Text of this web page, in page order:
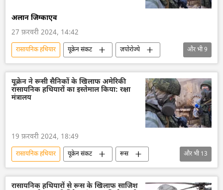
अमेरिका
लैटिन अमेरिका
दक्षिण-पूर्व एशिया
अलान जिग्काएव
27 फ़रवरी 2024, 14:42
रासायनिक हथियार यूक्रेन संकट
ज़पोरोज्ये
रूस
रूसी सेना
रक्षा मंत्रालय (MoD)
यूक्रेन
यूक्रेन की सुरक्षा सेवा (SBU)
यूक्रेन सशस्त्र बल
आतंकवाद
और भी9
यूक्रेन ने रूसी सैनिकों के खिलाफ अमेरिकी
रासायनिक हथियारों का इस्तेमाल किया: रक्षा
मंत्रालय
19 फ़रवरी 2024, 18:49
रासायनिक हथियार यूक्रेन संकट
रूस
विशेष सैन्य अभियान
सैन्य सहायता
रक्षा मंत्रालय (MoD)
ड्रोन
ड्रोन हमला
और भी13
रासायनिक हथियारों से रूस के खिलाफ साजिश